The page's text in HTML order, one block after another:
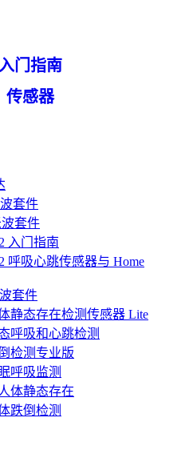
入门指南
传感器
套件
套件
入门指南
呼吸心跳传感器与 Home
套件
静态存在检测传感器 Lite
呼吸和心跳检测
检测专业版
呼吸监测
体静态存在
跌倒检测